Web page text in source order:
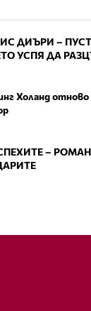
ДИЪРИ –
УСПЯ ДА
Холанд
–